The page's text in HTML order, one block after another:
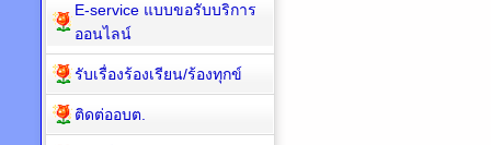
E-service แบบขอรับบริการ
ออนไลน์
รับเรื่องร้องเรียน/ร้องทุกข์
ติดต่ออบต.